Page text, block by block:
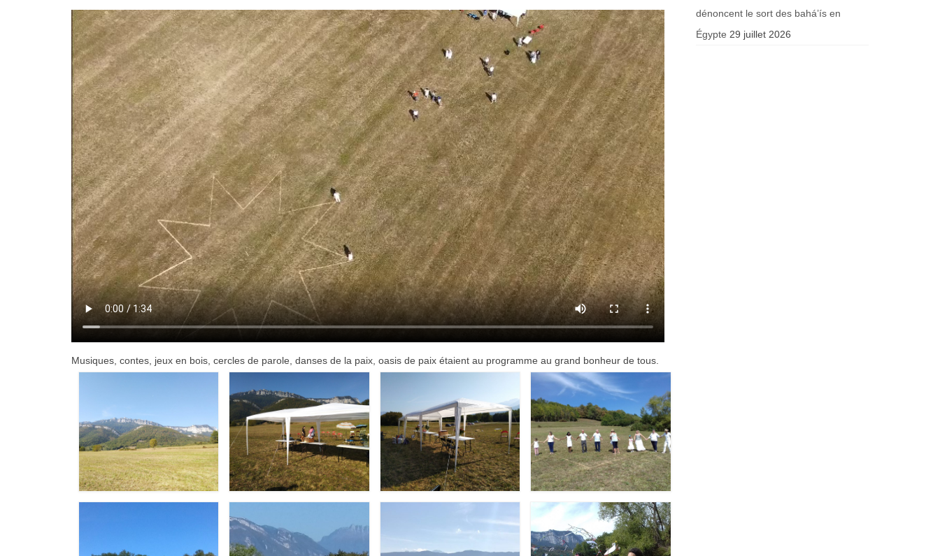
Musiques, contes, jeux en bois, cercles de parole, danses de la paix, oasis de paix étaient au programme au grand bonheur de tous.
dénoncent le sort des bahá’ís en
Égypte 29 juillet 2026